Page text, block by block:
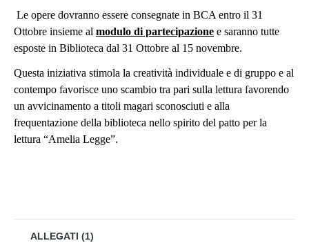
ALLEGATI (1)
Le opere dovranno essere consegnate in BCA entro il 31
Ottobre insieme al modulo di partecipazione e saranno tutte
esposte in Biblioteca dal 31 Ottobre al 15 novembre.
Questa iniziativa stimola la creatività individuale e di gruppo e al
contempo favorisce uno scambio tra pari sulla lettura favorendo
un avvicinamento a titoli magari sconosciuti e alla
frequentazione della biblioteca nello spirito del patto per la
lettura “Amelia Legge”.